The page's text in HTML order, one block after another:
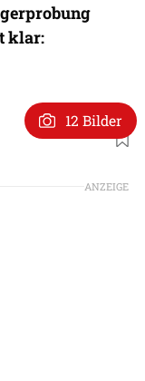
klar:
Foto: Patrick Zwerger
12 Bilder
ANZEIGE